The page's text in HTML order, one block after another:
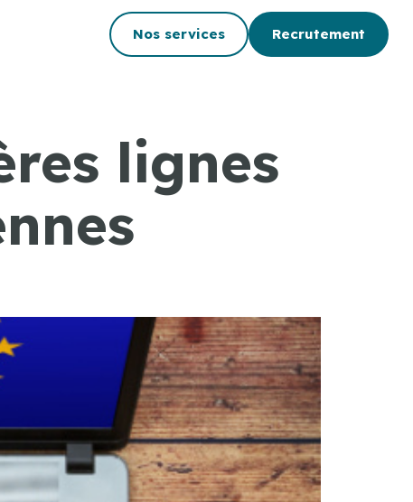
Nos services Recrutement
lignes